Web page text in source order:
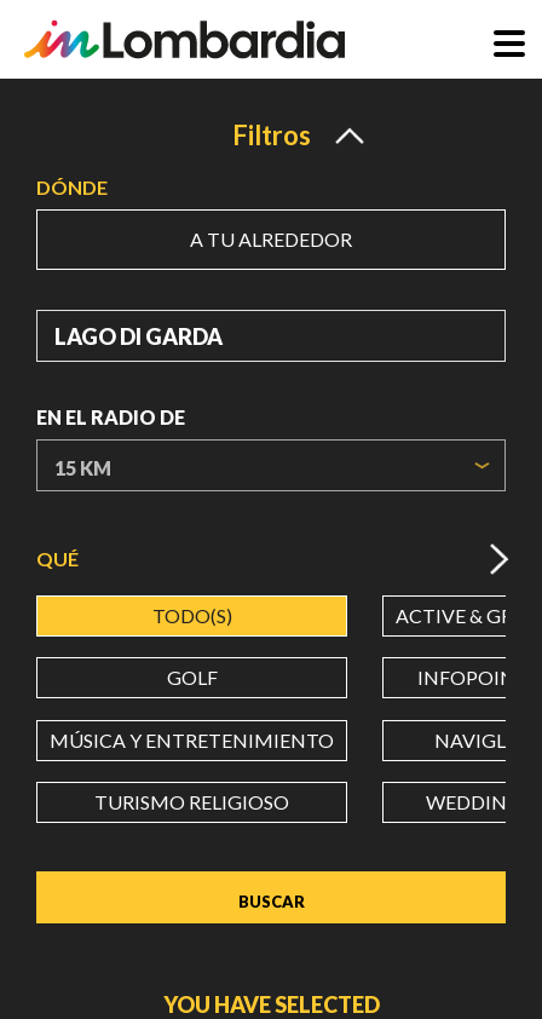
principal
Filtros
DÓNDE
A TU ALREDEDOR
DÓNDE
EN EL RADIO DE
LONGITUD
Value in decimal degrees. Use dot (.) as decimal separator.
QUÉ
TODO(S) ACTIVE &
GOLF INFOPOINT
MÚSICA Y ENTRETENIMIENTO NAVIGLI
TURISMO RELIGIOSO WEDDING
YOU HAVE SELECTED